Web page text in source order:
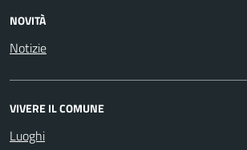
NOVITÀ
Notizie
VIVERE IL COMUNE
Luoghi